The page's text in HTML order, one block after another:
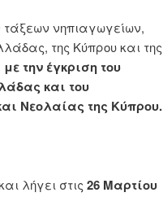
νηπιαγωγείων,
της Κύπρου και της
την έγκριση του
και του
Νεολαίας της Κύπρου.
λήγει στις 26 Μαρτίου